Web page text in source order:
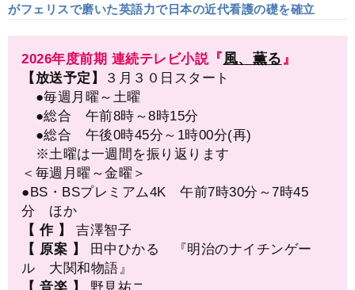
がフェリスで磨いた英語力で日本の近代看護の礎を確立
2026年度前期 連続テレビ小説『風、薫る 』
【放送予定】
３月３０日スタート
●毎週月曜～土曜
●総合 午前8時～8時15分
●総合 午後0時45分～1時00分(再)
※土曜は一週間を振り返ります
＜毎週月曜～金曜＞
●BS・BSプレミアム4K 午前7時30分～7時45
分 ほか
【 作 】
吉澤智子
【 原案 】
田中ひかる 『明治のナイチンゲー
ル 大関和物語』